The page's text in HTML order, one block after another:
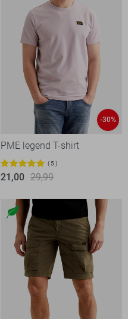
-30%
PME legend T-shirt
5
21,00 29,99